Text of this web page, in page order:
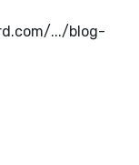
.../blog-